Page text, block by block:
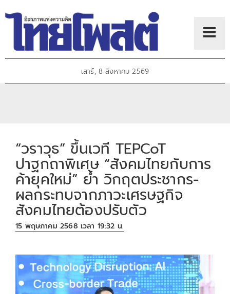
เสาร์, 8 สิงหาคม 2569
“วราวุธ” ขึ้นเวที TEPCoT
ปาฐกถาพิเศษ “สังคมไทยกับการ
ค้ายุคใหม่” ย้ำ วิกฤตประชากร-
ผลกระทบจากภาวะเศรษฐกิจ
สังคมไทยต้องปรับตัว
15 พฤษภาคม 2568 เวลา 19:32 น.